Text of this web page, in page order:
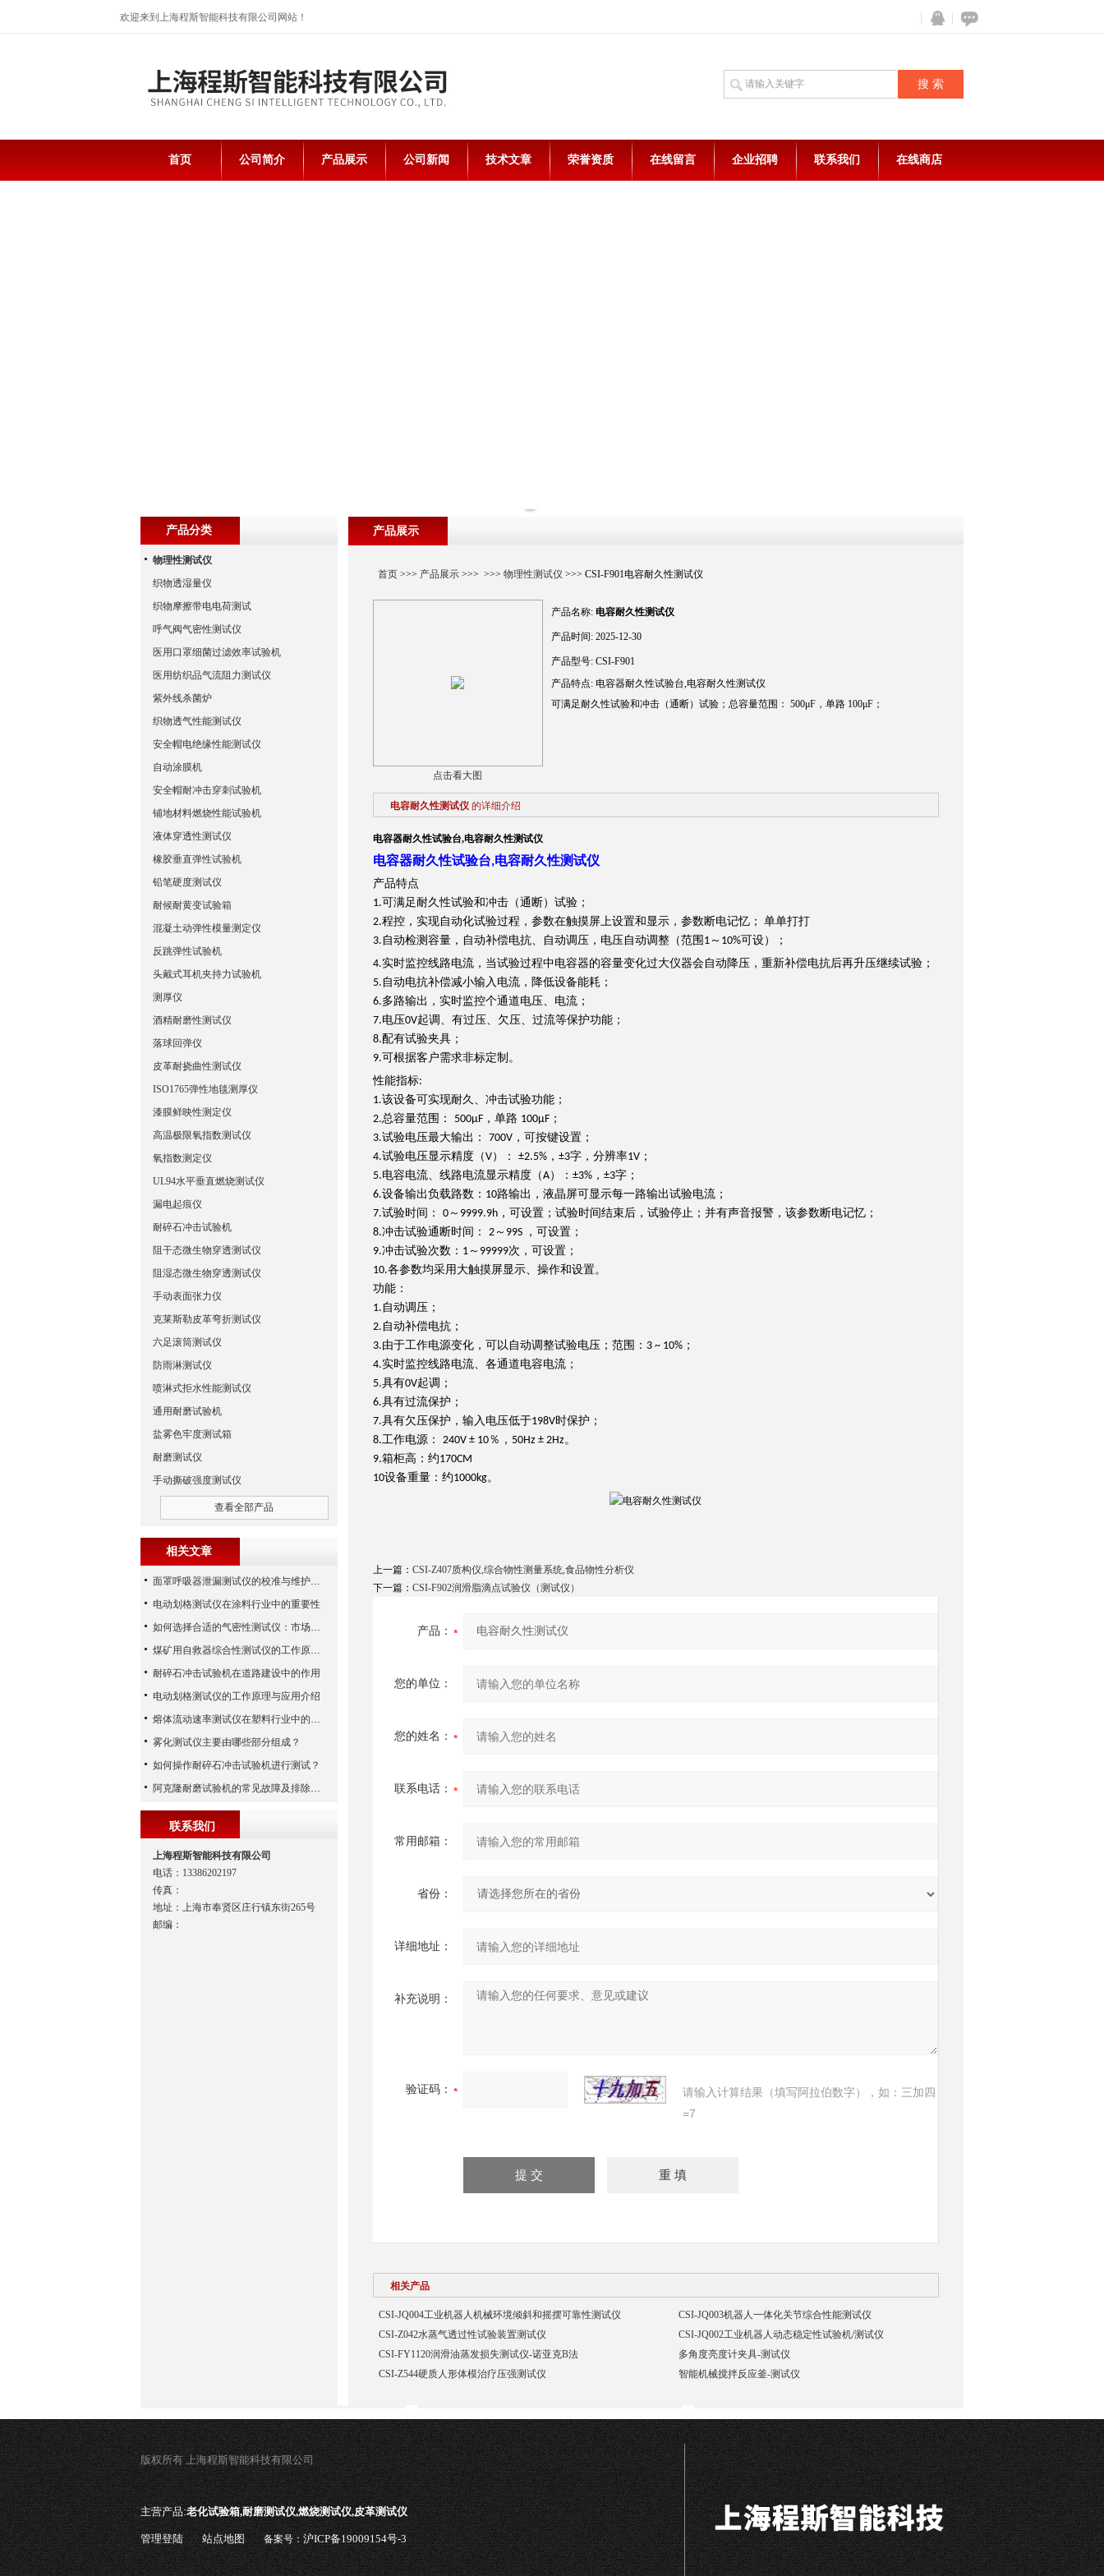
欢迎来到上海程斯智能科技有限公司网站！
首页 公司简介 产品展示 公司新闻 技术文章 荣誉资质 在线留言 企业招聘 联系我们 在线商店
产品展示
首页>>> 产品展示>>> >>> 物理性测试仪 >>> CSI-F901电容耐久性测试仪
点击看大图
产品名称: 电容耐久性测试仪
产品时间: 2025-12-30
产品型号: CSI-F901
产品特点: 电容器耐久性试验台,电容耐久性测试仪
可满足耐久性试验和冲击（通断）试验；总容量范围： 500μF，单路 100μF；
电容耐久性测试仪 的详细介绍
电容器耐久性试验台,电容耐久性测试仪
电容器耐久性试验台,电容耐久性测试仪
产品特点
1.可满足耐久性试验和冲击（通断）试验；
2.程控，实现自动化试验过程，参数在触摸屏上设置和显示，参数断电记忆； 单单打打
3. 自动检测容量，自动补偿电抗、自动调压，电压自动调整（范围 1～ 10%可设）；
4.实时监控线路电流，当试验过程中电容器的容量变化过大仪器会自动降压，重新补偿电抗后再升压继续试验；
5. 自动电抗补偿减小输入电流，降低设备能耗；
6.多路输出，实时监控个通道电压、电流；
7.电压0V起调、有过压、欠压、过流等保护功能；
8.配有试验夹具；
9.可根据客户需求非标定制。
性能指标:
1.该设备可实现耐久、冲击试验功能；
2.总容量范围： 500μF，单路 100μF；
3.试验电压最大输出： 700V，可按键设置；
4.试验电压显示精度（V）： ±2.5%， ±3字，分辨率1V；
5.电容电流、线路电流显示精度（A）： ±3%， ±3字；
6.设备输出负载路数： 10路输出，液晶屏可显示每一路输出试验电流；
7.试验时间： 0～ 9999.9h，可设置；试验时间结束后，试验停止；并有声音报警，该参数断电记忆；
8.冲击试验通断时间： 2～ 99S ，可设置；
9.冲击试验次数： 1～ 99999次，可设置；
10.各参数均采用大触摸屏显示、操作和设置。
功能：
1. 自动调压；
2. 自动补偿电抗；
3.由于工作电源变化，可以自动调整试验电压；范围： 3 ~ 10%；
4.实时监控线路电流、各通道电容电流；
5.具有0V起调；
6.具有过流保护；
7.具有欠压保护，输入电压低于198V时保护；
8.工作电源： 240V ± 10％， 50Hz ± 2Hz。
9.箱柜高：约170CM
10设备重量：约1000kg。
上一篇： CSI-Z407质构仪,综合物性测量系统,食品物性分析仪
下一篇： CSI-F902润滑脂滴点试验仪（测试仪）
产品：
您的单位：
您的姓名：
联系电话：
常用邮箱：
省份：
详细地址：
补充说明：
验证码：
请输入计算结果（填写阿拉伯数字），如：三加四
=7
相关产品
CSI-JQ004工业机器人机械环境倾斜和摇摆可靠性测试仪
CSI-JQ003机器人一体化关节综合性能测试仪
CSI-Z042水蒸气透过性试验装置测试仪
CSI-JQ002工业机器人动态稳定性试验机/测试仪
CSI-FY1120润滑油蒸发损失测试仪-诺亚克B法
多角度亮度计夹具-测试仪
CSI-Z544硬质人形体模治疗压强测试仪
智能机械搅拌反应釜-测试仪
产品分类
物理性测试仪
织物透湿量仪
织物摩擦带电电荷测试
呼气阀气密性测试仪
医用口罩细菌过滤效率试验机
医用纺织品气流阻力测试仪
紫外线杀菌炉
织物透气性能测试仪
安全帽电绝缘性能测试仪
自动涂膜机
安全帽耐冲击穿刺试验机
铺地材料燃烧性能试验机
液体穿透性测试仪
橡胶垂直弹性试验机
铅笔硬度测试仪
耐候耐黄变试验箱
混凝土动弹性模量测定仪
反跳弹性试验机
头戴式耳机夹持力试验机
测厚仪
酒精耐磨性测试仪
落球回弹仪
皮革耐挠曲性测试仪
ISO1765弹性地毯测厚仪
漆膜鲜映性测定仪
高温极限氧指数测试仪
氧指数测定仪
UL94水平垂直燃烧测试仪
漏电起痕仪
耐碎石冲击试验机
阻干态微生物穿透测试仪
阻湿态微生物穿透测试仪
手动表面张力仪
克莱斯勒皮革弯折测试仪
六足滚筒测试仪
防雨淋测试仪
喷淋式拒水性能测试仪
通用耐磨试验机
盐雾色牢度测试箱
耐磨测试仪
手动撕破强度测试仪
查看全部产品
相关文章
面罩呼吸器泄漏测试仪的校准与维护技巧
电动划格测试仪在涂料行业中的重要性
如何选择合适的气密性测试仪：市场指南
煤矿用自救器综合性测试仪的工作原理与功能解析
耐碎石冲击试验机在道路建设中的作用
电动划格测试仪的工作原理与应用介绍
熔体流动速率测试仪在塑料行业中的应用
雾化测试仪主要由哪些部分组成？
如何操作耐碎石冲击试验机进行测试？
阿克隆耐磨试验机的常见故障及排除方法
联系我们
上海程斯智能科技有限公司
电话：13386202197
传真：
地址：上海市奉贤区庄行镇东街265号
邮编：
版权所有 上海程斯智能科技有限公司
主营产品:老化试验箱,耐磨测试仪,燃烧测试仪,皮革测试仪
管理登陆 站点地图 备案号：沪ICP备19009154号-3